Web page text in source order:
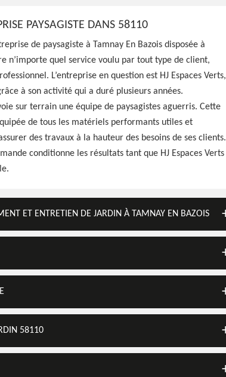
PAYSAGISTE DANS 58110
de paysagiste à Tamnay En Bazois disposée à
n’importe quel service voulu par tout type de client,
L’entreprise en question est HJ Espaces Verts,
à son activité qui a duré plusieurs années.
sur terrain une équipe de paysagistes aguerris. Cette
de tous les matériels performants utiles et
des travaux à la hauteur des besoins de ses clients.
conditionne les résultats tant que HJ Espaces Verts
ET ENTRETIEN DE JARDIN À TAMNAY EN BAZOIS
58110